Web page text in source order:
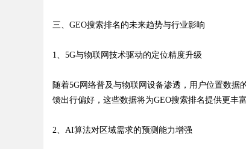
三、GEO搜索排名的未来趋势与行业影响
1、5G与物联网技术驱动的定位精度升级
随着5G网络普及与物联网设备渗透，用户位置数
馈出行偏好，这些数据将为GEO搜索排名提供更丰
2、AI算法对区域需求的预测能力增强